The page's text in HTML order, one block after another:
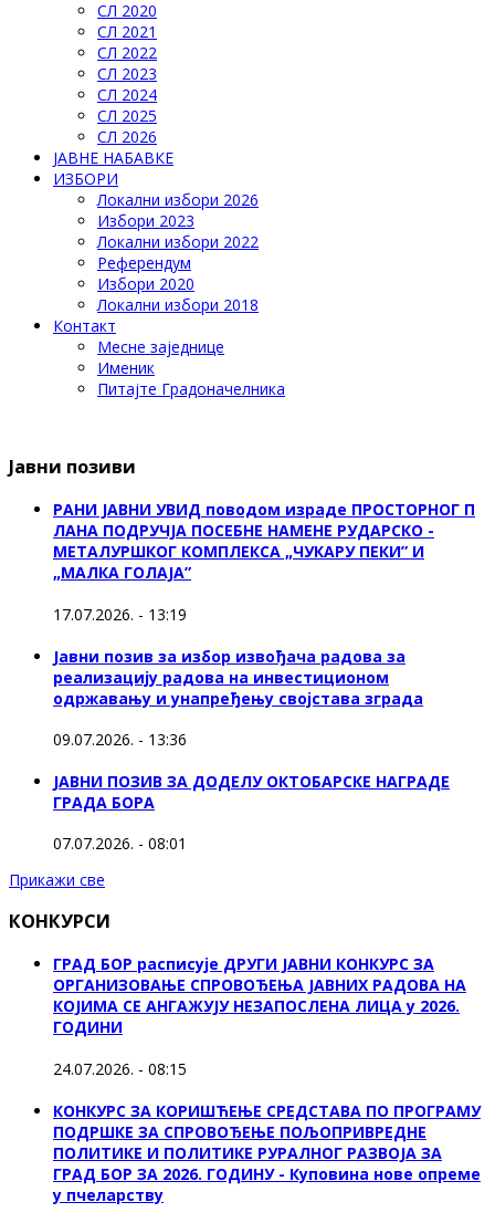
СЛ 2020
СЛ 2021
СЛ 2022
СЛ 2023
СЛ 2024
СЛ 2025
СЛ 2026
ЈАВНЕ НАБАВКЕ
ИЗБОРИ
Локални избори 2026
Избори 2023
Локални избори 2022
Референдум
Избори 2020
Локални избори 2018
Контакт
Месне заједнице
Именик
Питајте Градоначелника
Јавни позиви
РАНИ ЈАВНИ УВИД поводом израде ПРОСТОРНОГ П
ЛАНА ПОДРУЧЈА ПОСЕБНЕ НАМЕНЕ РУДАРСКО -
МЕТАЛУРШКОГ КОМПЛЕКСА „ЧУКАРУ ПЕКИ” И
„МАЛКА ГОЛАЈА”
17.07.2026. - 13:19
Јавни позив за избор извођача радова за
реализацију радова на инвестиционом
одржавању и унапређењу својстава зграда
09.07.2026. - 13:36
ЈАВНИ ПОЗИВ ЗА ДОДЕЛУ ОКТOБАРСКЕ НАГРАДЕ
ГРАДА БОРА
07.07.2026. - 08:01
Прикажи све
КОНКУРСИ
ГРАД БОР расписује ДРУГИ ЈАВНИ КОНКУРС ЗА
ОРГАНИЗОВАЊЕ СПРОВОЂЕЊА ЈАВНИХ РАДОВА НА
КОЈИМА СЕ АНГАЖУЈУ НЕЗАПОСЛЕНА ЛИЦА у 2026.
ГОДИНИ
24.07.2026. - 08:15
КОНКУРС ЗА КОРИШЋЕЊЕ СРЕДСТАВА ПО ПРОГРАМУ
ПОДРШКЕ ЗА СПРОВОЂЕЊЕ ПОЉОПРИВРЕДНЕ
ПОЛИТИКЕ И ПОЛИТИКЕ РУРАЛНОГ РАЗВОЈА ЗА
ГРАД БОР ЗА 2026. ГОДИНУ - Куповина нове опреме
у пчеларству